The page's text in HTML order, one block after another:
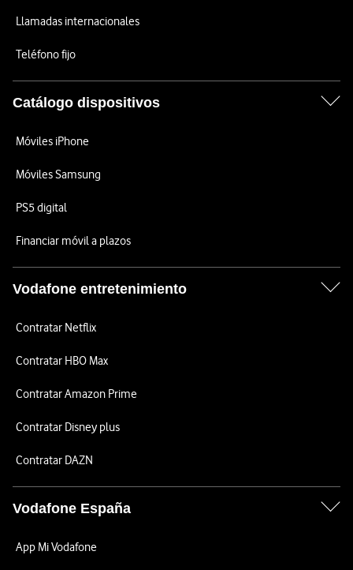
Llamadas internacionales
Teléfono fijo
Catálogo dispositivos
Móviles iPhone
Móviles Samsung
PS5 digital
Financiar móvil a plazos
Vodafone entretenimiento
Contratar Netflix
Contratar HBO Max
Contratar Amazon Prime
Contratar Disney plus
Contratar DAZN
Vodafone España
App Mi Vodafone